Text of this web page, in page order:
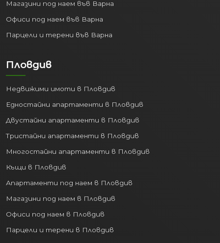
Магазини под наем във Варна
Офиси под наем във Варна
Парцели и терени във Варна
Пловдив
Недвижими имоти в Пловдив
Едностайни апартаменти в Пловдив
Двустайни апартаменти в Пловдив
Тристайни апартаменти в Пловдив
Многостайни апартаменти в Пловдив
Къщи в Пловдив
Апартаменти под наем в Пловдив
Магазини под наем в Пловдив
Офиси под наем в Пловдив
Парцели и терени в Пловдив